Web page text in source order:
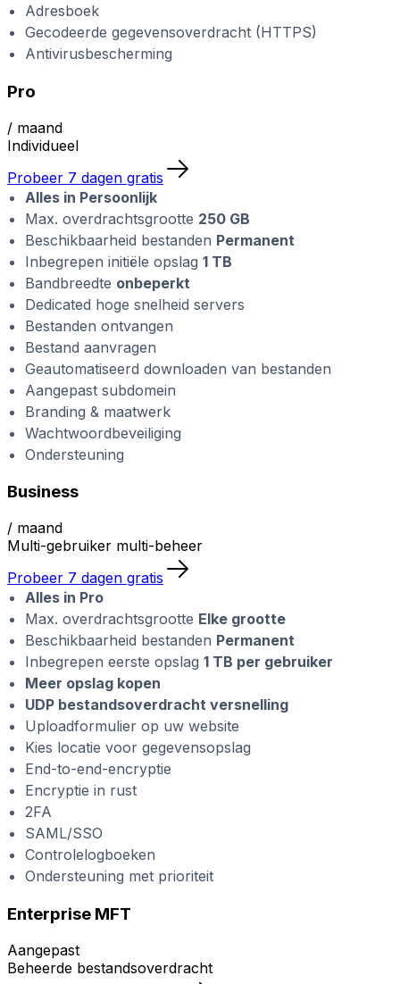
Adresboek
Gecodeerde gegevensoverdracht (HTTPS)
Antivirusbescherming
Pro
/ maand
Individueel
Probeer 7 dagen gratis
Alles in Persoonlijk
Max. overdrachtsgrootte 250 GB
Beschikbaarheid bestanden Permanent
Inbegrepen initiële opslag 1 TB
Bandbreedte onbeperkt
Dedicated hoge snelheid servers
Bestanden ontvangen
Bestand aanvragen
Geautomatiseerd downloaden van bestanden
Aangepast subdomein
Branding & maatwerk
Wachtwoordbeveiliging
Ondersteuning
Business
/ maand
Multi-gebruiker multi-beheer
Probeer 7 dagen gratis
Alles in Pro
Max. overdrachtsgrootte Elke grootte
Beschikbaarheid bestanden Permanent
Inbegrepen eerste opslag 1 TB per gebruiker
Meer opslag kopen
UDP bestandsoverdracht versnelling
Uploadformulier op uw website
Kies locatie voor gegevensopslag
End-to-end-encryptie
Encryptie in rust
2FA
SAML/SSO
Controlelogboeken
Ondersteuning met prioriteit
Enterprise MFT
Aangepast
Beheerde bestandsoverdracht